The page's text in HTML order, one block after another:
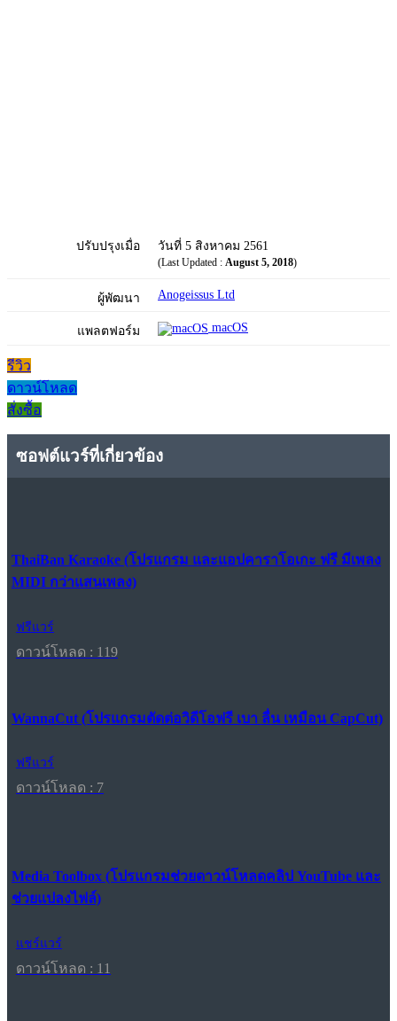
ปรับปรุงเมื่อ วันที่ 5 สิงหาคม 2561
(Last Updated : August 5, 2018)
ผู้พัฒนา Anogeissus Ltd
แพลตฟอร์ม macOS
รีวิว
ดาวน์โหลด
สั่งซื้อ
ซอฟต์แวร์ที่เกี่ยวข้อง
ThaiBan Karaoke (โปรแกรม และแอปคาราโอเกะ ฟรี มีเพลง
MIDI กว่าแสนเพลง)
ฟรีแวร์
ดาวน์โหลด : 119
WannaCut (โปรแกรมตัดต่อวิดีโอฟรี เบา ลื่น เหมือน CapCut)
ฟรีแวร์
ดาวน์โหลด : 7
Media Toolbox (โปรแกรมช่วยดาวน์โหลดคลิป YouTube และ
ช่วยแปลงไฟล์)
แชร์แวร์
ดาวน์โหลด : 11